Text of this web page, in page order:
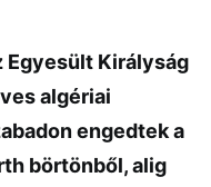
Egyesült Királyság
algériai
engedtek a
börtönből, alig